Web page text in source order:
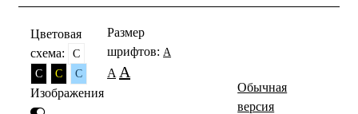
Цветовая
схема:
C
C
C C
Размер
шрифтов: A
A A
Изображения
Обычная
версия